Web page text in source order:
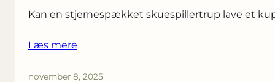
Kan en stjernespækket skuespillertrup lave et
Læs mere
november 8, 2025